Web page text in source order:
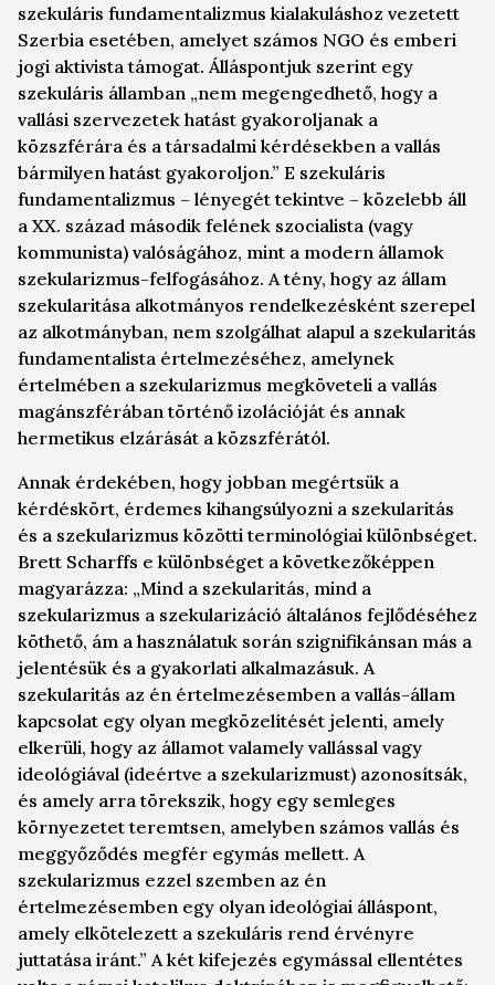
szekuláris fundamentalizmus kialakuláshoz vezetett
Szerbia esetében, amelyet számos NGO és emberi
jogi aktivista támogat. Álláspontjuk szerint egy
szekuláris államban „nem megengedhető, hogy a
vallási szervezetek hatást gyakoroljanak a
közszférára és a társadalmi kérdésekben a vallás
bármilyen hatást gyakoroljon.” E szekuláris
fundamentalizmus – lényegét tekintve – közelebb áll
a XX. század második felének szocialista (vagy
kommunista) valóságához, mint a modern államok
szekularizmus-felfogásához. A tény, hogy az állam
szekularitása alkotmányos rendelkezésként szerepel
az alkotmányban, nem szolgálhat alapul a szekularitás
fundamentalista értelmezéséhez, amelynek
értelmében a szekularizmus megköveteli a vallás
magánszférában történő izolációját és annak
hermetikus elzárását a közszférától.
Annak érdekében, hogy jobban megértsük a
kérdéskört, érdemes kihangsúlyozni a szekularitás
és a szekularizmus közötti terminológiai különbséget.
Brett Scharffs e különbséget a következőképpen
magyarázza: „Mind a szekularitás, mind a
szekularizmus a szekularizáció általános fejlődéséhez
köthető, ám a használatuk során szignifikánsan más a
jelentésük és a gyakorlati alkalmazásuk. A
szekularitás az én értelmezésemben a vallás-állam
kapcsolat egy olyan megközelítését jelenti, amely
elkerüli, hogy az államot valamely vallással vagy
ideológiával (ideértve a szekularizmust) azonosítsák,
és amely arra törekszik, hogy egy semleges
környezetet teremtsen, amelyben számos vallás és
meggyőződés megfér egymás mellett. A
szekularizmus ezzel szemben az én
értelmezésemben egy olyan ideológiai álláspont,
amely elkötelezett a szekuláris rend érvényre
juttatása iránt.” A két kifejezés egymással ellentétes